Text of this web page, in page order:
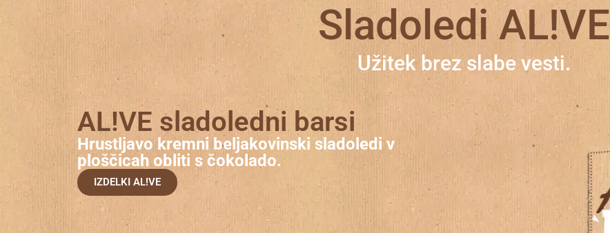
Sladoledi AL!VE
Užitek brez slabe vesti.
AL!VE sladoledni barsi
Hrustljavo kremni beljakovinski sladoledi v
ploščicah obliti s čokolado.
IZDELKI AL!VE